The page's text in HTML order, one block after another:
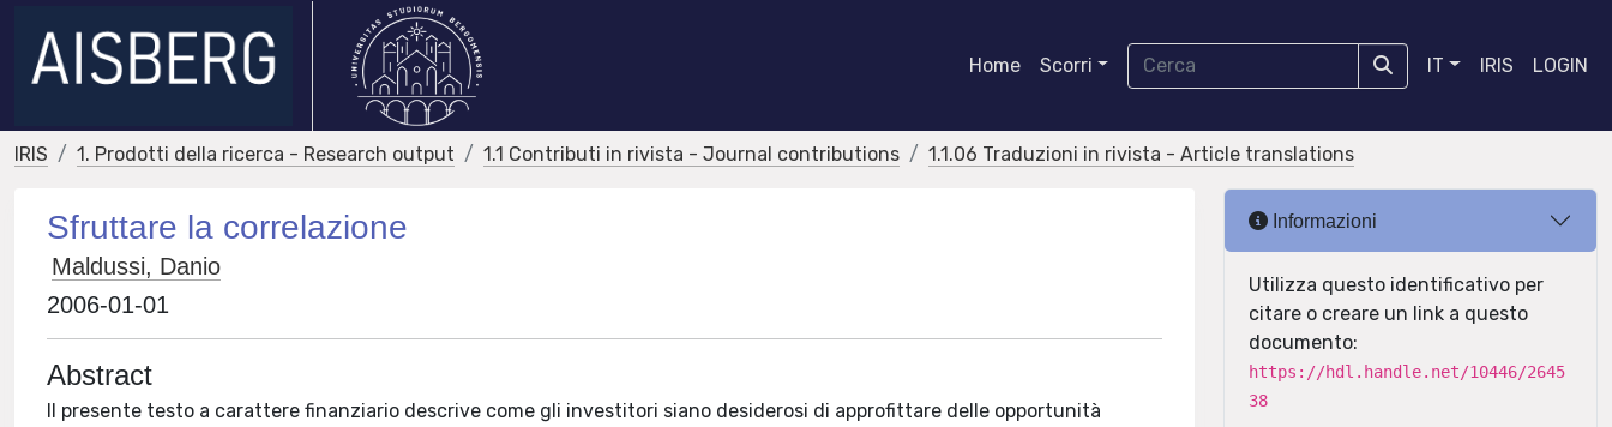
Home Scorri IT IRIS LOGIN
IRIS 1. Prodotti della ricerca - Research output 1.1 Contributi in rivista - Journal contributions 1.1.06 Traduzioni in rivista - Article translations
Sfruttare la correlazione
Maldussi, Danio
2006-01-01
Abstract
Il presente testo a carattere finanziario descrive come gli investitori siano desiderosi di approfittare delle opportunità
Informazioni
Utilizza questo identificativo per
citare o creare un link a questo
documento:
https://hdl.handle.net/10446/2645
38